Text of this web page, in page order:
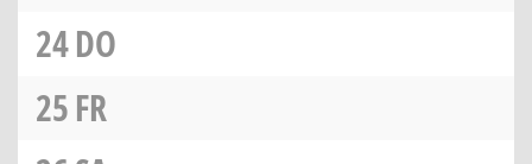
24DO
25FR